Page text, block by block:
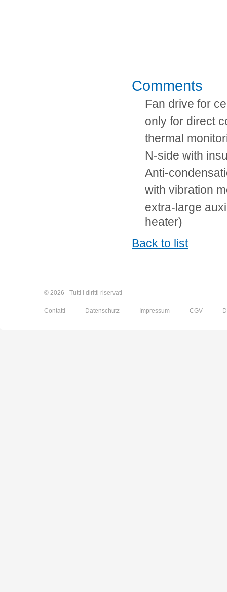
Comments
Fan drive for
only for direct
thermal
N-side with
Anti-
with vibration
extra-large
heater)
Back to list
© 2026 - Tutti i diritti riservati
Contatti Datenschutz Impressum CGV